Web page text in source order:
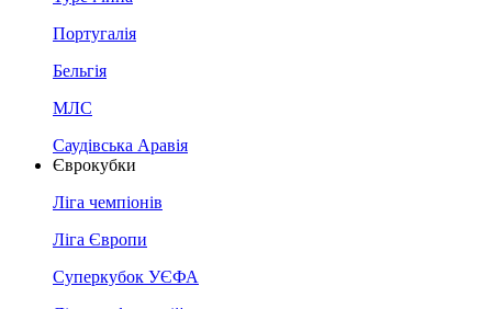
Португалія
Бельгія
МЛС
Саудівська Аравія
Єврокубки
Ліга чемпіонів
Ліга Європи
Суперкубок УЄФА